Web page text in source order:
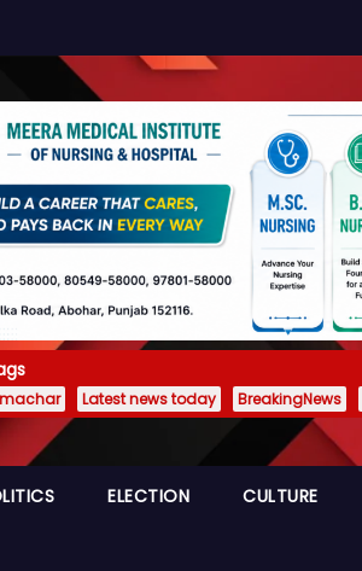
Latest news today BreakingNews
ELECTION CULTURE